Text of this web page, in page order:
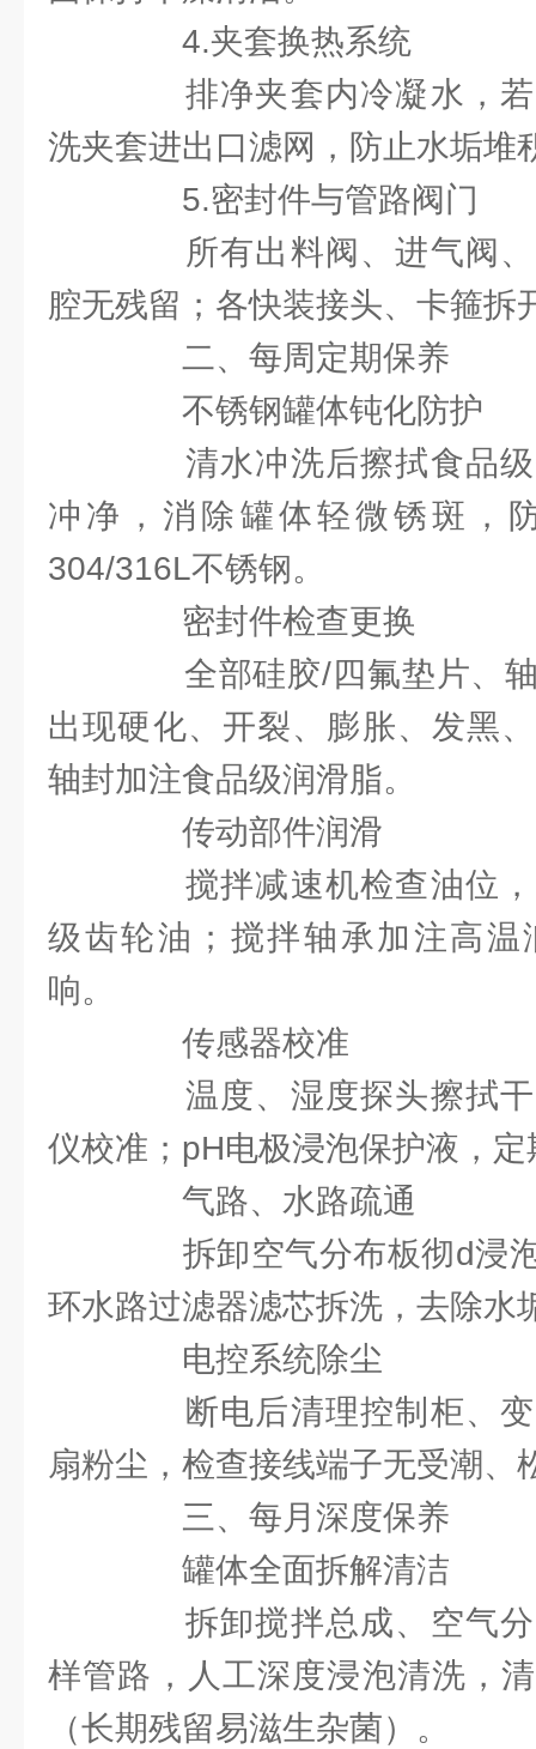
4.夹套换热系统
排净夹套内冷凝水，若
洗夹套进出口滤网，防止水垢堆
5.密封件与管路阀门
所有出料阀、进气阀、
腔无残留；各快装接头、卡箍拆
二、每周定期保养
不锈钢罐体钝化防护
清水冲洗后擦拭食品级
冲净，消除罐体轻微锈斑，
304/316L不锈钢。
密封件检查更换
全部硅胶/四氟垫片、轴
出现硬化、开裂、膨胀、发黑
轴封加注食品级润滑脂。
传动部件润滑
搅拌减速机检查油位，
级齿轮油；搅拌轴承加注高温
响。
传感器校准
温度、湿度探头擦拭干
仪校准；pH电极浸泡保护液，定
气路、水路疏通
拆卸空气分布板彻d浸泡
环水路过滤器滤芯拆洗，去除水
电控系统除尘
断电后清理控制柜、变
扇粉尘，检查接线端子无受潮、
三、每月深度保养
罐体全面拆解清洁
拆卸搅拌总成、空气分
样管路，人工深度浸泡清洗，
（长期残留易滋生杂菌）。